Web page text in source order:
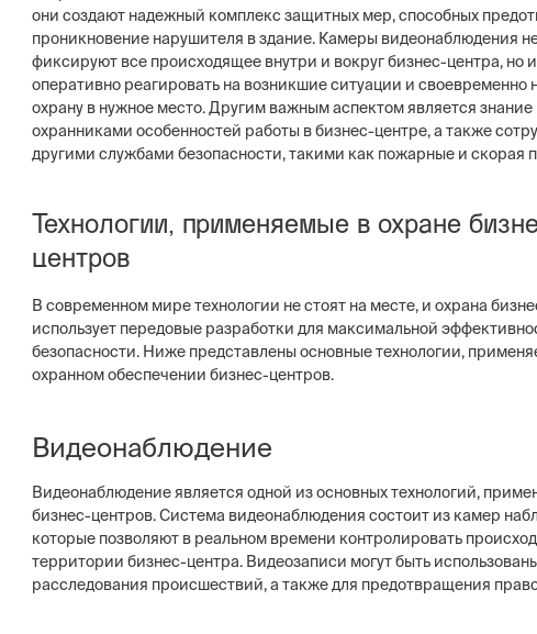
системы безопасности бизнеса –
систем, видеонаблюдение, СКУД,
сигнализация
Постовая охрана объектов
Физическая охрана объектов
типов постов, 3 категории
конфигуратор расчета
они создают надежный комплекс защитных мер, способных
проникновение нарушителя в здание. Камеры видеонаблюдения
фиксируют все происходящее внутри и вокруг бизнес-центра, но
оперативно реагировать на возникшие ситуации и своевременно
охрану в нужное место. Другим важным аспектом является
охранниками особенностей работы в бизнес-центре, а также
другими службами безопасности, такими как пожарные и скорая
Технологии, применяемые в охране
центров
В современном мире технологии не стоят на месте, и охрана
использует передовые разработки для максимальной
безопасности. Ниже представлены основные технологии,
охранном обеспечении бизнес-центров.
Видеонаблюдение
Видеонаблюдение является одной из основных технологий,
бизнес-центров. Система видеонаблюдения состоит из камер
которые позволяют в реальном времени контролировать
территории бизнес-центра. Видеозаписи могут быть
расследования происшествий, а также для предотвращения